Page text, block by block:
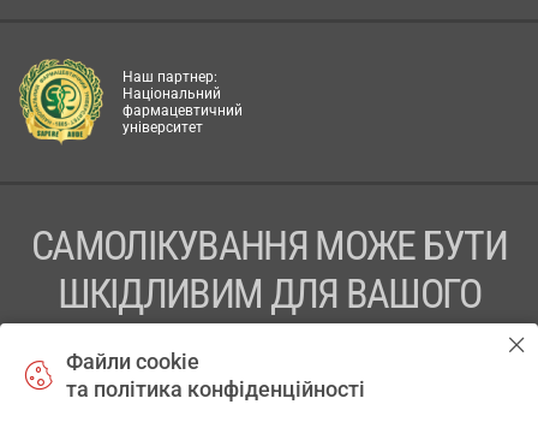
Наш партнер:
Національний
фармацевтичний
університет
САМОЛІКУВАННЯ МОЖЕ БУТИ
ШКІДЛИВИМ ДЛЯ ВАШОГО
ПЕРЕД ЗАСТОСУВАННЯМ ПРЕПАРАТУ ПРОКОНСУЛЬТУЙТЕСЬ
Файли cookie
та політика конфіденційності